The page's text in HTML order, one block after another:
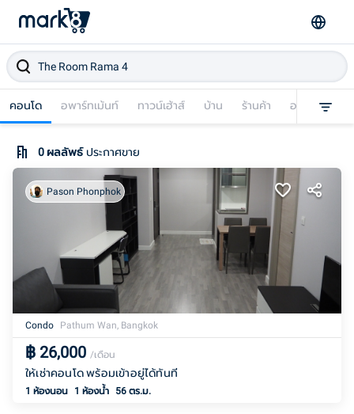
คอนโด อพาร์ทเม้นท์ ทาวน์เฮ้าส์ บ้าน ร้านค้า อาคารพาณิช
0ผลลัพธ์ ประกาศขาย
Pason Phonphok
Condo Pathum Wan, Bangkok
฿ 26,000 /เดือน
ให้เช่าคอนโด พร้อมเข้าอยู่ได้ทันที
1 ห้องนอน 1 ห้องน้ำ 56 ตร.ม.